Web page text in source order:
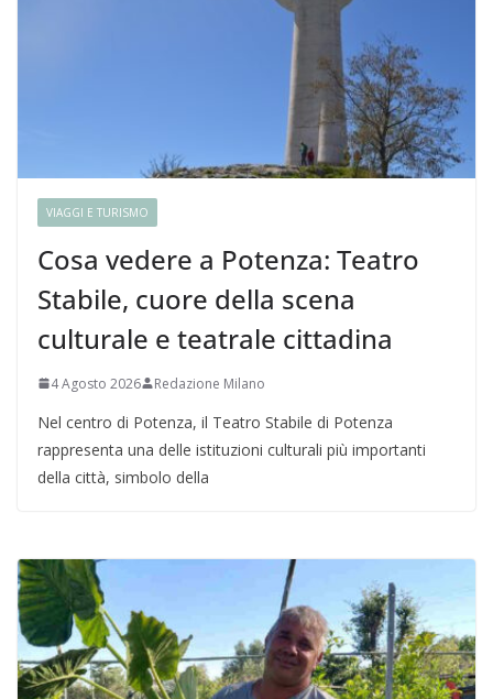
VIAGGI E TURISMO
Cosa vedere a Potenza: Teatro
Stabile, cuore della scena
culturale e teatrale cittadina
4 Agosto 2026 Redazione Milano
Nel centro di Potenza, il Teatro Stabile di Potenza
rappresenta una delle istituzioni culturali più importanti
della città, simbolo della